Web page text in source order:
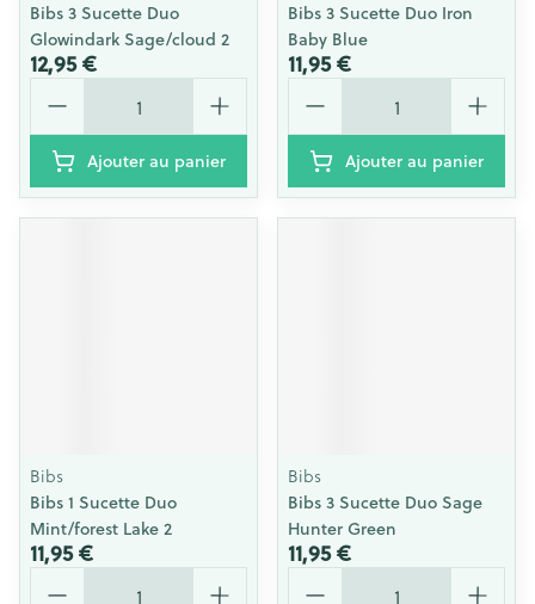
Bibs 3 Sucette Duo
Glowindark Sage/cloud 2
12,95 €
Quantité
Ajouter au panier
Bibs 3 Sucette Duo Iron
Baby Blue
11,95 €
Quantité
Ajouter au panier
Bibs
Bibs 1 Sucette Duo
Mint/forest Lake 2
11,95 €
Quantité
Bibs
Bibs 3 Sucette Duo Sage
Hunter Green
11,95 €
Quantité